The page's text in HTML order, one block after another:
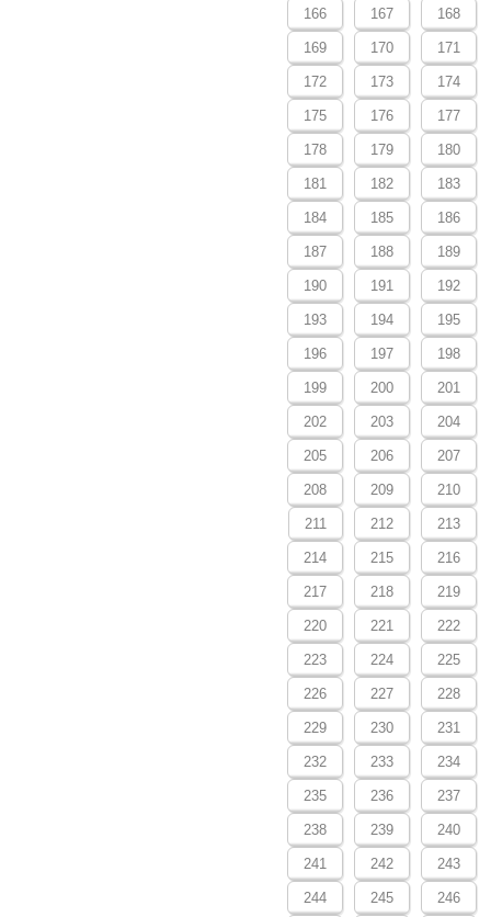
166 167 168
169 170 171
172 173 174
175 176 177
178 179 180
181 182 183
184 185 186
187 188 189
190 191 192
193 194 195
196 197 198
199 200 201
202 203 204
205 206 207
208 209 210
211 212 213
214 215 216
217 218 219
220 221 222
223 224 225
226 227 228
229 230 231
232 233 234
235 236 237
238 239 240
241 242 243
244 245 246